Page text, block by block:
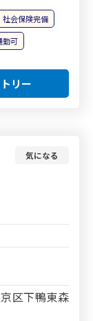
社会保険完備
勤可
リー
気になる
区下鴨東森